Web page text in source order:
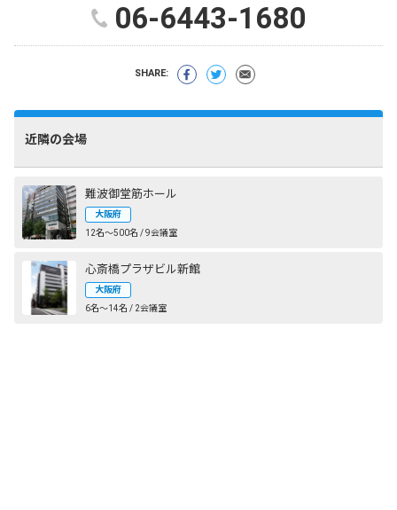
06-6443-1680
SHARE:
近隣の会場
難波御堂筋ホール
大阪府
12名〜500名 / 9会議室
心斎橋プラザビル新館
大阪府
6名〜14名 / 2会議室